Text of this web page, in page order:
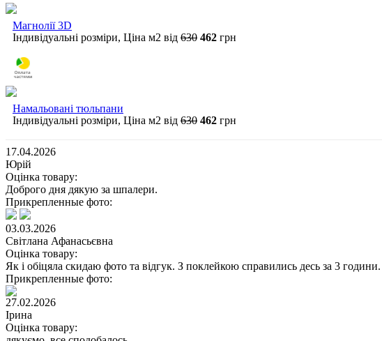
Магнолії 3D
Індивідуальні розміри, Ціна м2 від 630 462 грн
Намальовані тюльпани
Індивідуальні розміри, Ціна м2 від 630 462 грн
17.04.2026
Юрій
Оцінка товару:
Доброго дня дякую за шпалери.
Прикрепленные фото:
03.03.2026
Світлана Афанасьєвна
Оцінка товару:
Як і обіцяла скидаю фото та відгук. З поклейкою справились десь за 3 години.
Прикрепленные фото:
27.02.2026
Ірина
Оцінка товару: